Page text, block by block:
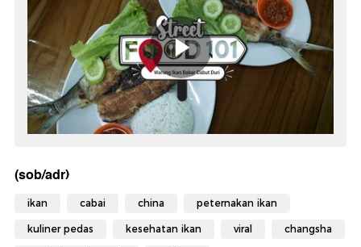
(sob/adr)
ikan cabai china peternakan ikan
kuliner pedas kesehatan ikan viral changsha